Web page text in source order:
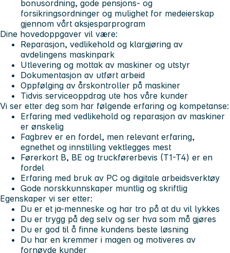
bonusordning, gode pensjons- og
forsikringsordninger og mulighet for medeierskap
gjennom vårt aksjesparprogram
Dine hovedoppgaver vil være:
Reparasjon, vedlikehold og klargjøring av
avdelingens maskinpark
Utlevering og mottak av maskiner og utstyr
Dokumentasjon av utført arbeid
Oppfølging av årskontroller på maskiner
Tidvis serviceoppdrag ute hos våre kunder
Vi ser etter deg som har følgende erfaring og kompetanse:
Erfaring med vedlikehold og reparasjon av maskiner
er ønskelig
Fagbrev er en fordel, men relevant erfaring,
egnethet og innstilling vektlegges mest
Førerkort B, BE og truckførerbevis (T1-T4) er en
fordel
Erfaring med bruk av PC og digitale arbeidsverktøy
Gode norskkunnskaper muntlig og skriftlig
Egenskaper vi ser etter:
Du er et ja-menneske og har tro på at du vil lykkes
Du er trygg på deg selv og ser hva som må gjøres
Du er god til å finne kundens beste løsning
Du har en kremmer i magen og motiveres av
fornøyde kunder